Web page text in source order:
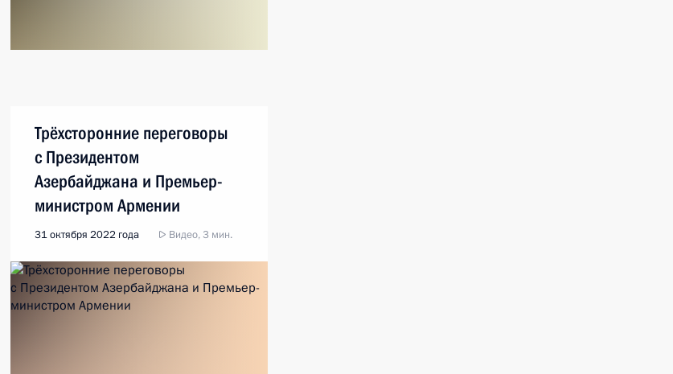
Трёхсторонние переговоры
с Президентом
Азербайджана и Премьер-
министром Армении
31 октября 2022 года Видео, 3 мин.